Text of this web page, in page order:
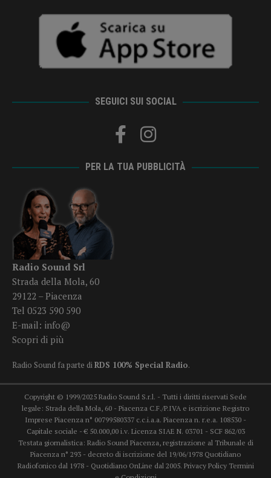
SEGUICI SUI SOCIAL
PER LA TUA PUBBLICITÀ
Radio Sound Srl
Strada della Mola, 60
29122 – Piacenza
Tel 0523 590 590
E-mail: info@
Scopri di più
Radio Sound fa parte diRDS 100% Special Radio.
Copyright © 1999/2025 Radio Sound S.r.l. - Tutti i diritti riservati Sede
legale: Strada della Mola, 60 - Piacenza C.F./P.IVA e iscrizione Registro
Imprese Piacenza n° 00799580337 c.c.i.a.a. Piacenza n. r.e.a. 108530 -
Capitale sociale - € 50.000,00 i.v. Licenza SIAE N. 03701 - SCF 862/03
Testata giornalistica: Radio Sound Piacenza, registrazione al Tribunale di
Piacenza n° 293 - decreto di iscrizione del 19/06/1978 Quotidiano
Radiofonico dal 1978 - Quotidiano OnLine dal 2005. Privacy Policy Termini